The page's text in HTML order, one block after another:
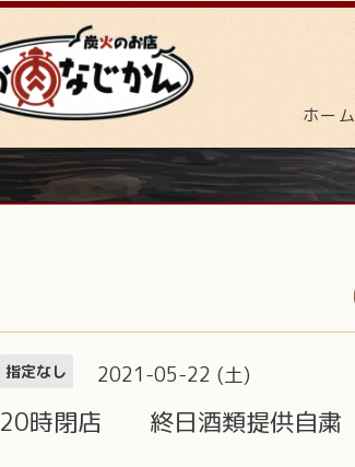
ホーム
指定なし 2021-05-22 (土)
20時閉店 終日酒類提供自粛